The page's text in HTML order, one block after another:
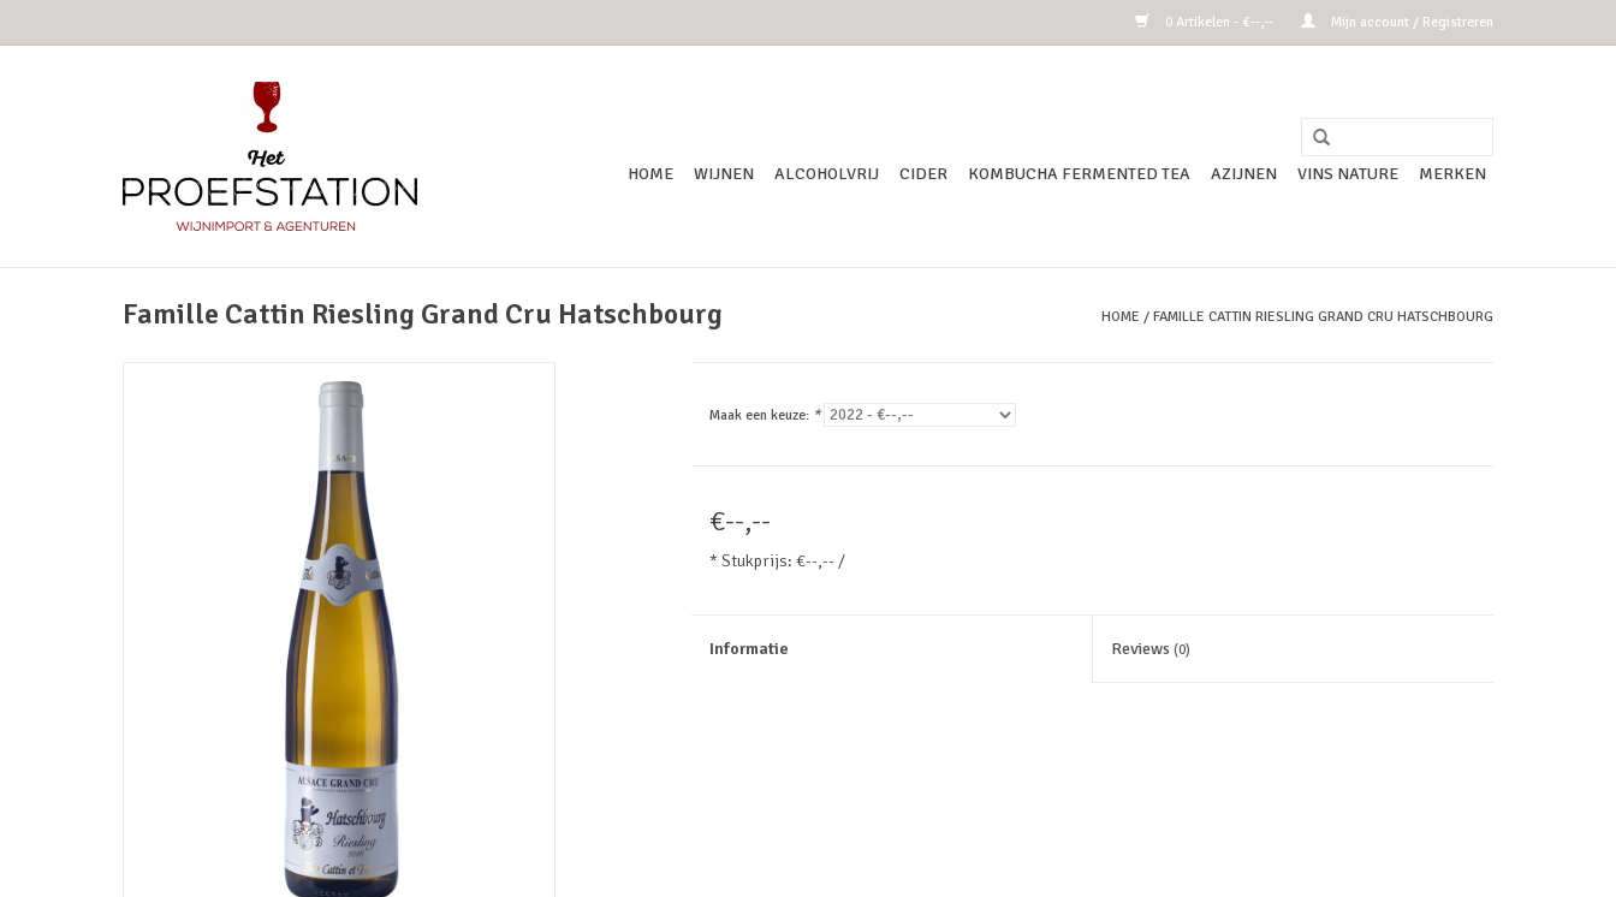
0 Artikelen - €--,-- Mijn account / Registreren
HOME WIJNEN ALCOHOLVRIJ CIDER KOMBUCHA FERMENTED TEA AZIJNEN VINS NATURE MERKEN
Famille Cattin Riesling Grand Cru Hatschbourg HOME / FAMILLE CATTIN RIESLING GRAND CRU HATSCHBOURG
Maak een keuze: *
€--,--
* Stukprijs: €--,-- /
Informatie Reviews(0)